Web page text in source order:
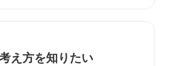
え方を知りたい